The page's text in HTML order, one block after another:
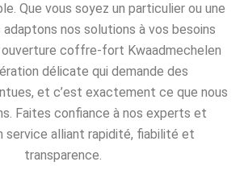
Que vous soyez un particulier ou une
nos solutions à vos besoins
ouverture coffre-fort Kwaadmechelen
délicate qui demande des
et c’est exactement ce que nous
Faites confiance à nos experts et
service alliant rapidité, fiabilité et
transparence.